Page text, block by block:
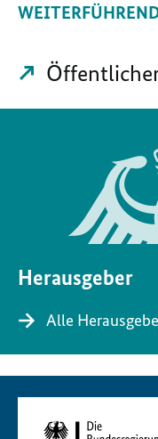
Herausgeber
Alle